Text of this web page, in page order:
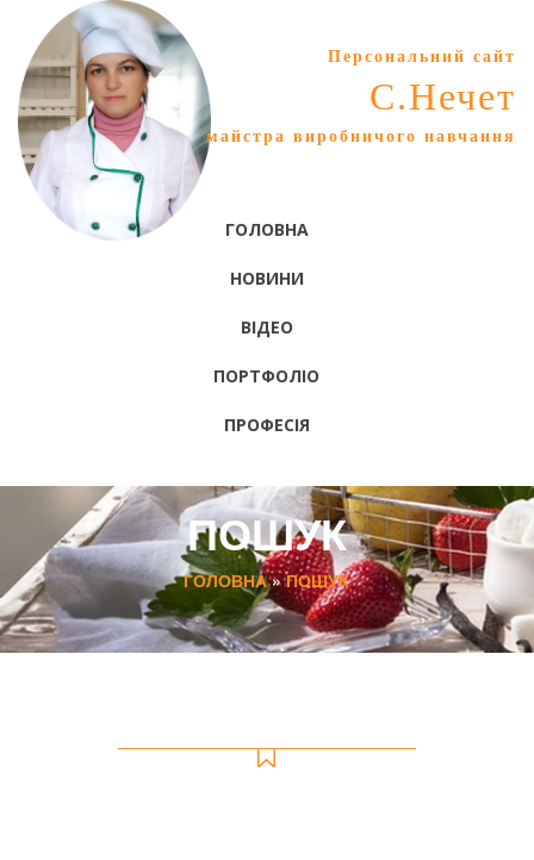
Персональний сайт
С.Нечет
майстра виробничого навчання
ГОЛОВНА
НОВИНИ
ВІДЕО
ПОРТФОЛІО
ПРОФЕСІЯ
ПОШУК
ГОЛОВНА»ПОШУК